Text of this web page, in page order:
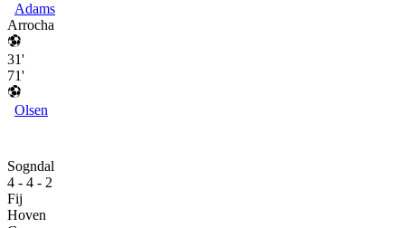
Adams
Arrocha
31'
71'
Olsen
Sogndal
4 - 4 - 2
Fij
Hoven